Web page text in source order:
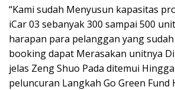
“Kami sudah Menyusun kapasitas
iCar 03 sebanyak 300 sampai 500
harapan para pelanggan yang
booking dapat Merasakan unitnya
jelas Zeng Shuo Pada ditemui
peluncuran Langkah Go Green Fund